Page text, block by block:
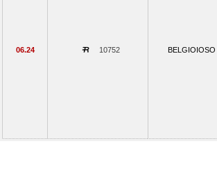
06.24 10752 BELGIOIOSO